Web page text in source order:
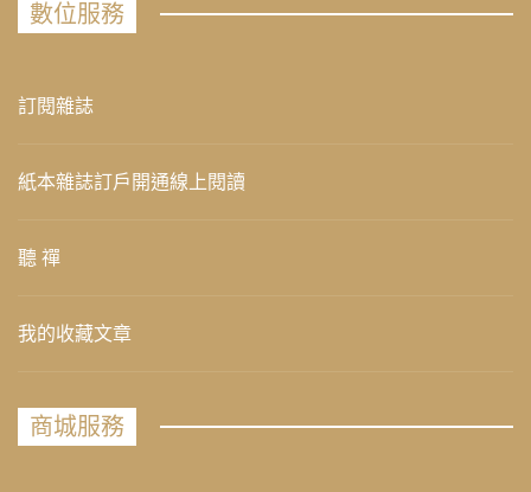
數位服務
訂閱雜誌
紙本雜誌訂戶開通線上閱讀
聽 禪
我的收藏文章
商城服務